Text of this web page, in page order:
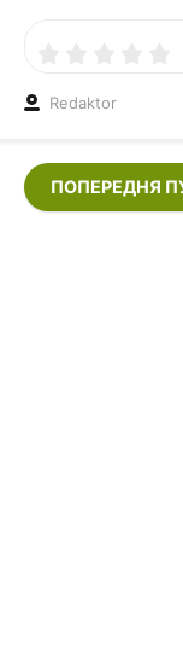
Redaktor
ПОПЕРЕДНЯ